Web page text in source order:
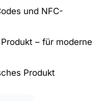
und NFC-
– für moderne
Produkt